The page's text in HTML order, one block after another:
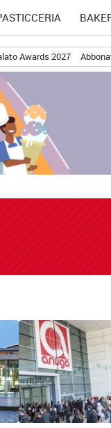
Awards 2027